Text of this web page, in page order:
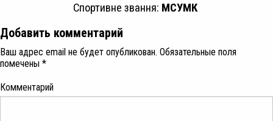
Спортивне звання: МСУМК
Добавить комментарий
Ваш адрес email не будет опубликован. Обязательные поля
помечены *
Комментарий